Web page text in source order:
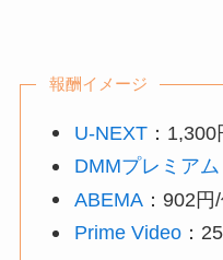
報酬イメージ
U-NEXT ：
DMMプレミアム
ABEMA ：902円
Prime Video ：